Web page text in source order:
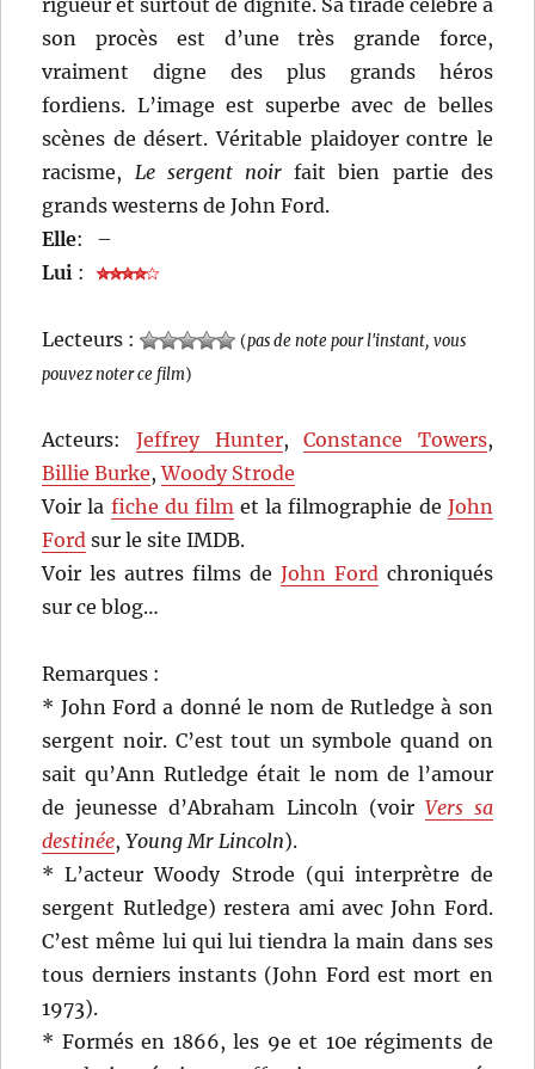
son procès est d’une très grande force,
vraiment digne des plus grands héros
fordiens. L’image est superbe avec de belles
scènes de désert. Véritable plaidoyer contre le
racisme, Le sergent noirfait bien partie des
grands westerns de John Ford.
Elle:
–
Lui :
Lecteurs : (pas de note pour l'instant, vous
pouvez noter ce film)
Acteurs: Jeffrey Hunter,Constance Towers,
Billie Burke,Woody Strode
Voir la fiche du film et la filmographie de John
Ford sur le site IMDB.
Voir les autres films de John Ford chroniqués
sur ce blog…
Remarques :
* John Ford a donné le nom de Rutledge à son
sergent noir. C’est tout un symbole quand on
sait qu’Ann Rutledge était le nom de l’amour
de jeunesse d’Abraham Lincoln (voir Vers sa
destinée,Young Mr Lincoln).
* L’acteur Woody Strode (qui interprètre de
sergent Rutledge) restera ami avec John Ford.
C’est même lui qui lui tiendra la main dans ses
tous derniers instants (John Ford est mort en
1973).
* Formés en 1866, les 9e et 10e régiments de